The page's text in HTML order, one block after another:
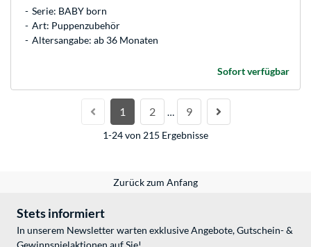
Serie: BABY born
Art: Puppenzubehör
Altersangabe: ab 36 Monaten
Sofort verfügbar
1 2 … 9
1-24 von 215 Ergebnisse
Zurück zum Anfang
Stets informiert
In unserem Newsletter warten exklusive Angebote, Gutschein- &